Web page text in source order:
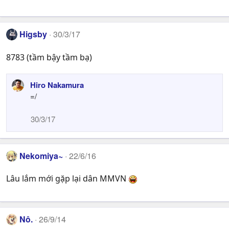
Higsby 30/3/17
8783 (tầm bậy tầm bạ)
Hiro Nakamura
=/
30/3/17
Nekomiya~ 22/6/16
Lâu lắm mới gặp lại dân MMVN
Nô. 26/9/14